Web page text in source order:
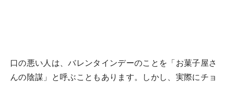
口の悪い人は、バレンタインデーのことを「お菓子屋さ
んの陰謀」と呼ぶこともあります。しかし、実際にチョ